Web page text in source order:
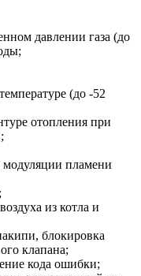
давлении газа (до
(до -52
отопления при
пламени
из котла и
блокировка
клапана;
кода ошибки;